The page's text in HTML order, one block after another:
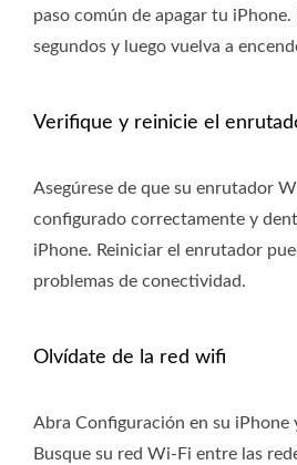
paso común de apagar tu iPhone.
segundos y luego vuelva a
Verifique y reinicie el
Asegúrese de que su enrutador
configurado correctamente y
iPhone. Reiniciar el enrutador
problemas de conectividad.
Olvídate de la red wifi
Abra Configuración en su iPhone
Busque su red Wi-Fi entre las